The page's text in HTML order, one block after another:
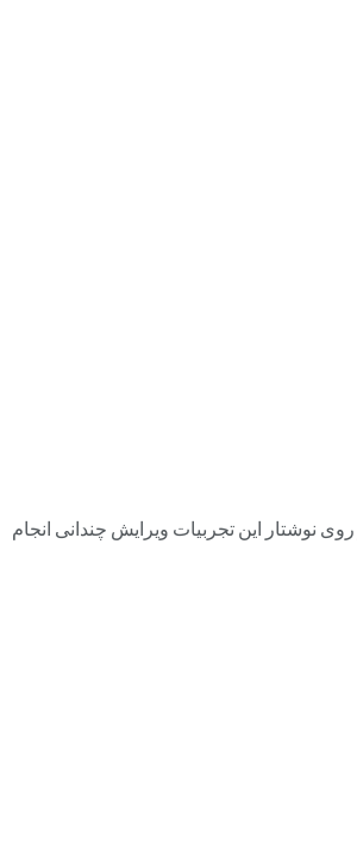
نوشتار این تجربیات ویرایش چندانی انجام